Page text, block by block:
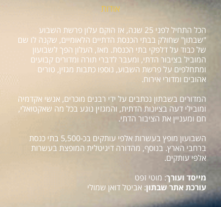
אודות
הכל התחיל לפני 25 שנה, אז הוקם עלון פרשת השבוע
"שבתון" שחולק בבתי הכנסת הדתיים הלאומיים, שקנה לו שם
של כבוד על דלפקי בתי הכנסת. מאז, העלון הפך לשבועון
המוביל בציבור הדתי, ומעבר לדברי תורה ומדורים קבועים
ומתחלפים על פרשת השבוע, נוספו כתבות מגזין, טורים
אהובים ומדורי אירוח.
המדורים בשבתון נכתבים על ידי רבנים מוכרים, אנשי אקדמיה
ומובילי דעה בציונות הדתית, והמגזין נוגע בכל מה שאקטואלי,
חם ומעניין את הציבור הדתי.
השבועון מופץ בעשרות אלפי עותקים בכ-5,500 בתי כנסת
ברחבי הארץ. בנוסף, מהדורה דיגיטלית המופצת בעשרות
אלפי עותקים.
מייסד ועורך: מוטי זפט
עורכת אתר שבתון: אביטל דואן שמולי